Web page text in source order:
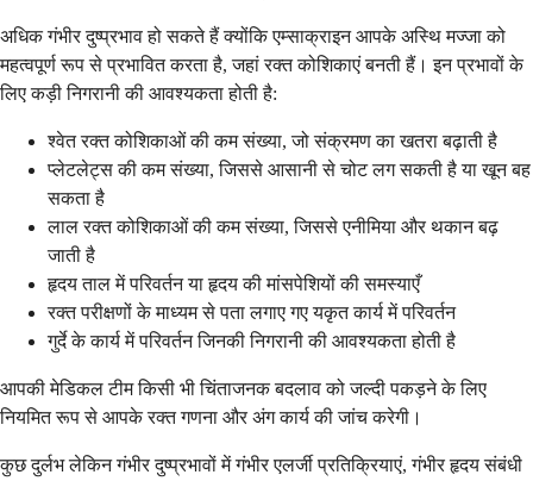
अधिक गंभीर दुष्प्रभाव हो सकते हैं क्योंकि एम्साक्राइन आपके अस्थि मज्जा को
महत्वपूर्ण रूप से प्रभावित करता है, जहां रक्त कोशिकाएं बनती हैं। इन प्रभावों के
लिए कड़ी निगरानी की आवश्यकता होती है:
श्वेत रक्त कोशिकाओं की कम संख्या, जो संक्रमण का खतरा बढ़ाती है
प्लेटलेट्स की कम संख्या, जिससे आसानी से चोट लग सकती है या खून बह
सकता है
लाल रक्त कोशिकाओं की कम संख्या, जिससे एनीमिया और थकान बढ़
जाती है
हृदय ताल में परिवर्तन या हृदय की मांसपेशियों की समस्याएँ
रक्त परीक्षणों के माध्यम से पता लगाए गए यकृत कार्य में परिवर्तन
गुर्दे के कार्य में परिवर्तन जिनकी निगरानी की आवश्यकता होती है
आपकी मेडिकल टीम किसी भी चिंताजनक बदलाव को जल्दी पकड़ने के लिए
नियमित रूप से आपके रक्त गणना और अंग कार्य की जांच करेगी।
कुछ दुर्लभ लेकिन गंभीर दुष्प्रभावों में गंभीर एलर्जी प्रतिक्रियाएं, गंभीर हृदय संबंधी